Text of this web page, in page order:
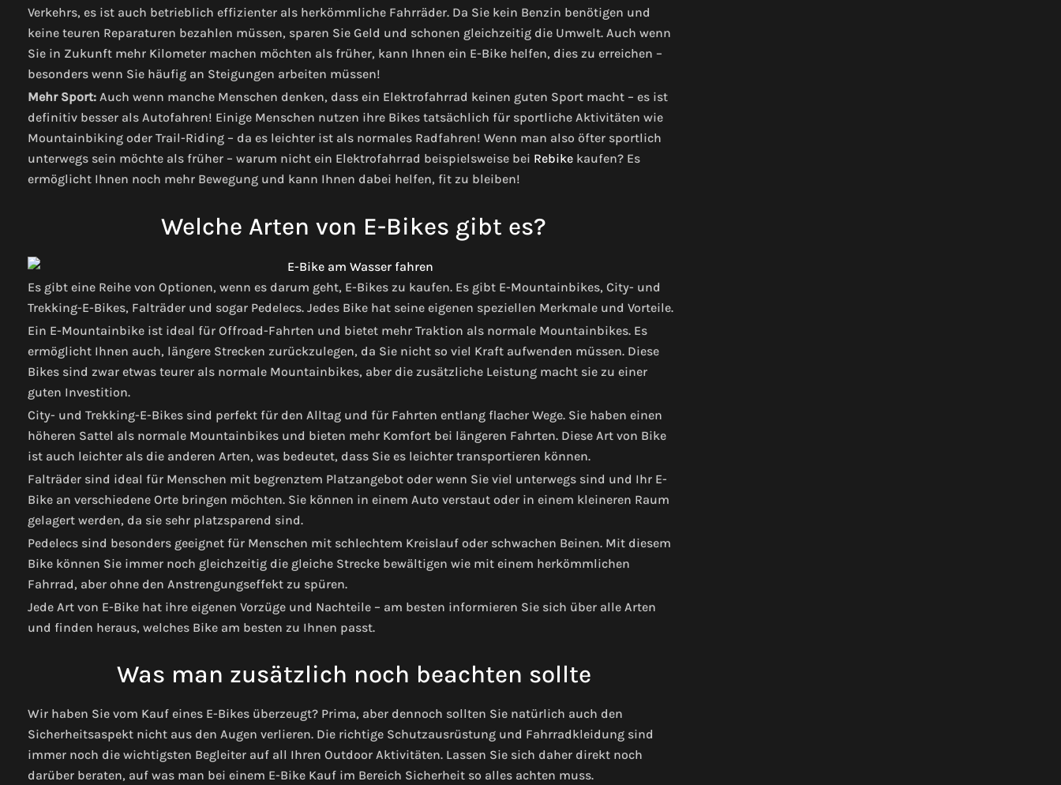
Verkehrs, es ist auch betrieblich effizienter als herkömmliche Fahrräder. Da Sie kein Benzin benötigen und
keine teuren Reparaturen bezahlen müssen, sparen Sie Geld und schonen gleichzeitig die Umwelt. Auch wenn
Sie in Zukunft mehr Kilometer machen möchten als früher, kann Ihnen ein E-Bike helfen, dies zu erreichen –
besonders wenn Sie häufig an Steigungen arbeiten müssen!
Mehr Sport: Auch wenn manche Menschen denken, dass ein Elektrofahrrad keinen guten Sport macht – es ist
definitiv besser als Autofahren! Einige Menschen nutzen ihre Bikes tatsächlich für sportliche Aktivitäten wie
Mountainbiking oder Trail-Riding – da es leichter ist als normales Radfahren! Wenn man also öfter sportlich
unterwegs sein möchte als früher – warum nicht ein Elektrofahrrad beispielsweise bei Rebike kaufen? Es
ermöglicht Ihnen noch mehr Bewegung und kann Ihnen dabei helfen, fit zu bleiben!
Welche Arten von E-Bikes gibt es?
Es gibt eine Reihe von Optionen, wenn es darum geht, E-Bikes zu kaufen. Es gibt E-Mountainbikes, City- und
Trekking-E-Bikes, Falträder und sogar Pedelecs. Jedes Bike hat seine eigenen speziellen Merkmale und Vorteile.
Ein E-Mountainbike ist ideal für Offroad-Fahrten und bietet mehr Traktion als normale Mountainbikes. Es
ermöglicht Ihnen auch, längere Strecken zurückzulegen, da Sie nicht so viel Kraft aufwenden müssen. Diese
Bikes sind zwar etwas teurer als normale Mountainbikes, aber die zusätzliche Leistung macht sie zu einer
guten Investition.
City- und Trekking-E-Bikes sind perfekt für den Alltag und für Fahrten entlang flacher Wege. Sie haben einen
höheren Sattel als normale Mountainbikes und bieten mehr Komfort bei längeren Fahrten. Diese Art von Bike
ist auch leichter als die anderen Arten, was bedeutet, dass Sie es leichter transportieren können.
Falträder sind ideal für Menschen mit begrenztem Platzangebot oder wenn Sie viel unterwegs sind und Ihr E-
Bike an verschiedene Orte bringen möchten. Sie können in einem Auto verstaut oder in einem kleineren Raum
gelagert werden, da sie sehr platzsparend sind.
Pedelecs sind besonders geeignet für Menschen mit schlechtem Kreislauf oder schwachen Beinen. Mit diesem
Bike können Sie immer noch gleichzeitig die gleiche Strecke bewältigen wie mit einem herkömmlichen
Fahrrad, aber ohne den Anstrengungseffekt zu spüren.
Jede Art von E-Bike hat ihre eigenen Vorzüge und Nachteile – am besten informieren Sie sich über alle Arten
und finden heraus, welches Bike am besten zu Ihnen passt.
Was man zusätzlich noch beachten sollte
Wir haben Sie vom Kauf eines E-Bikes überzeugt? Prima, aber dennoch sollten Sie natürlich auch den
Sicherheitsaspekt nicht aus den Augen verlieren. Die richtige Schutzausrüstung und Fahrradkleidung sind
immer noch die wichtigsten Begleiter auf all Ihren Outdoor Aktivitäten. Lassen Sie sich daher direkt noch
darüber beraten, auf was man bei einem E-Bike Kauf im Bereich Sicherheit so alles achten muss.